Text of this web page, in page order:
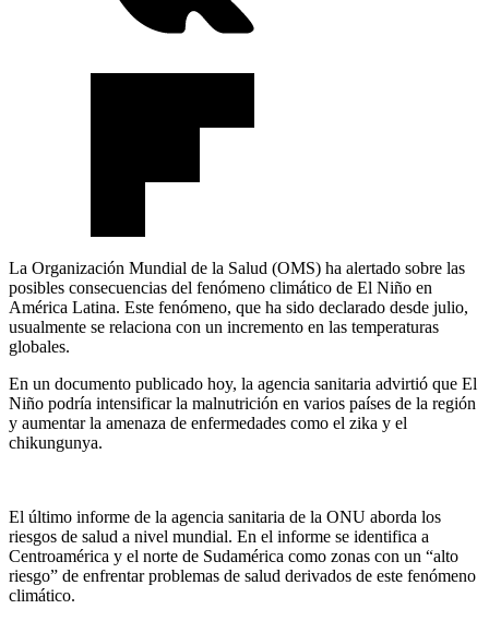
La Organización Mundial de la Salud (OMS) ha alertado sobre las
posibles consecuencias del fenómeno climático de El Niño en
América Latina. Este fenómeno, que ha sido declarado desde julio,
usualmente se relaciona con un incremento en las temperaturas
globales.
En un documento publicado hoy, la agencia sanitaria advirtió que El
Niño podría intensificar la malnutrición en varios países de la región
y aumentar la amenaza de enfermedades como el zika y el
chikungunya.
El último informe de la agencia sanitaria de la ONU aborda los
riesgos de salud a nivel mundial. En el informe se identifica a
Centroamérica y el norte de Sudamérica como zonas con un “alto
riesgo” de enfrentar problemas de salud derivados de este fenómeno
climático.